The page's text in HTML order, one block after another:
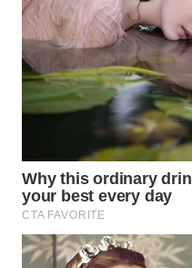
TAPANULI
UTARA
WN
SAMOSIR
PADANG
LAWAS
WN
SUMEDANG